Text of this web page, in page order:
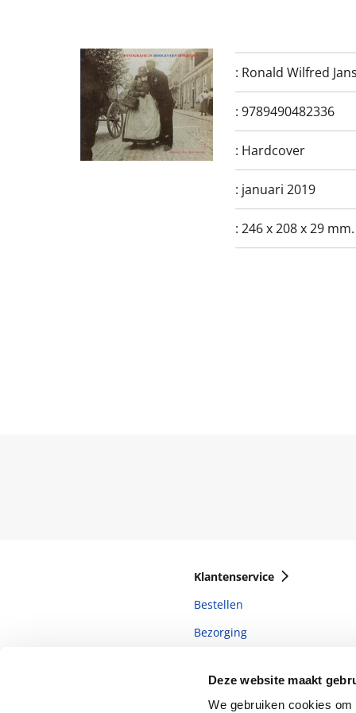
Deze website maakt
We gebruiken cookies
: Ronald Wilfred
: 9789490482336
: Hardcover
: januari 2019
: 246 x 208 x 29 mm.
Klantenservice
Bestellen
Bezorging
Retourneren